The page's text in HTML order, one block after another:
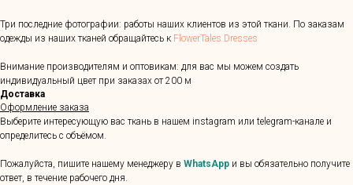
Три последние фотографии: работы наших клиентов из этой ткани. По заказам
одежды из наших тканей обращайтесь к FlowerTales Dresses
Внимание производителям и оптовикам: для вас мы можем создать
индивидуальный цвет при заказах от 200 м
Доставка
Оформление заказа
Выберите интересующую вас ткань в нашем instagram или telegram-канале и
определитесь с объёмом.
Пожалуйста, пишите нашему менеджеру в WhatsApp и вы обязательно получите
ответ, в течение рабочего дня.